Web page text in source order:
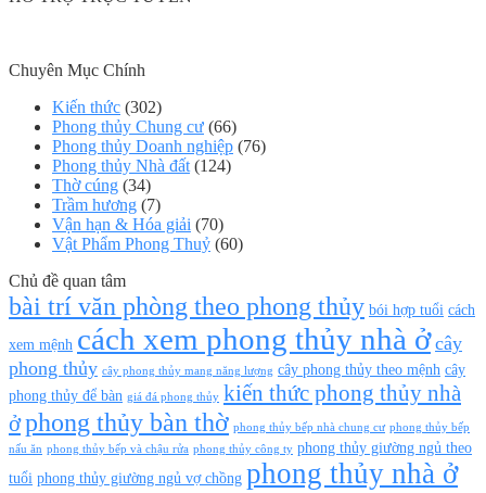
Chuyên Mục Chính
Kiến thức (302)
Phong thủy Chung cư (66)
Phong thủy Doanh nghiệp (76)
Phong thủy Nhà đất (124)
Thờ cúng (34)
Trầm hương (7)
Vận hạn & Hóa giải (70)
Vật Phẩm Phong Thuỷ (60)
Chủ đề quan tâm
bài trí văn phòng theo phong thủy bói hợp tuổi cách
xem mệnh cách xem phong thủy nhà ở cây
phong thủy cây phong thủy mang năng lượng cây phong thủy theo mệnh cây
phong thủy để bàn giá đá phong thủy kiến thức phong thủy nhà
ởphong thủy bàn thờ phong thủy bếp nhà chung cư phong thủy bếp
nấu ăn phong thủy bếp và chậu rửa phong thủy công ty phong thủy giường ngủ theo
tuổi phong thủy giường ngủ vợ chồng phong thủy nhà ở